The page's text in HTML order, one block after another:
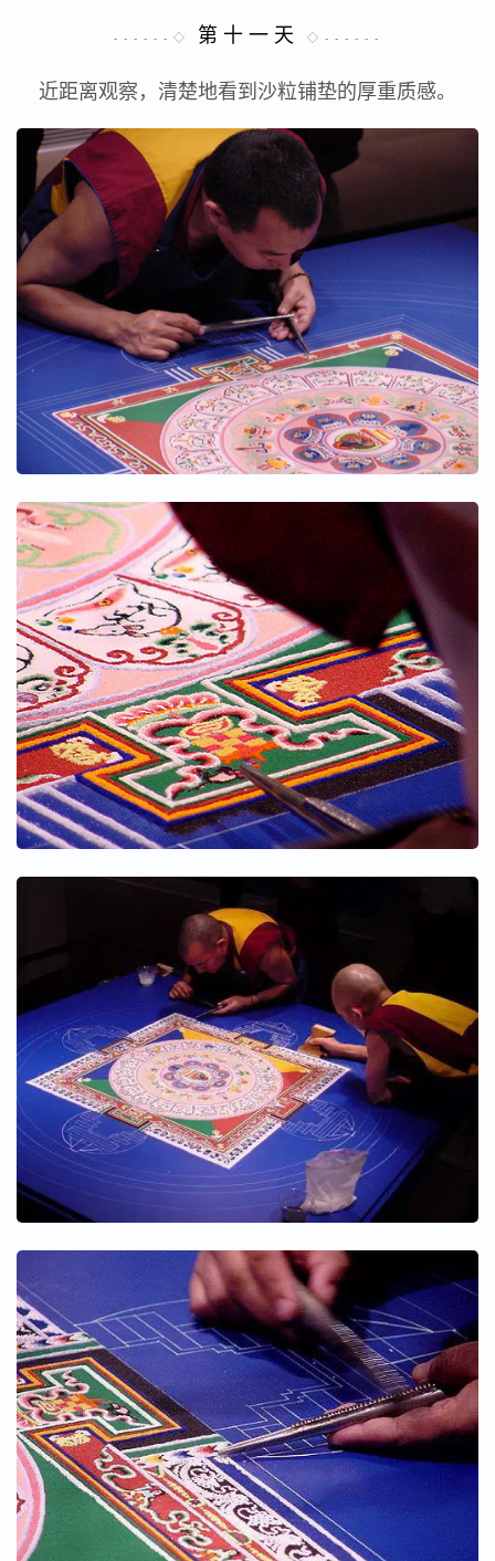
- - - - - - ◇ 第 十 一 天 ◇ - - - - - -
近距离观察，清楚地看到沙粒铺垫的厚重质感。